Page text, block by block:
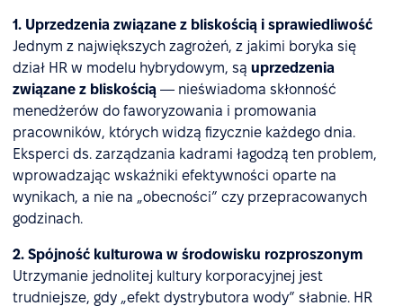
1. Uprzedzenia związane z bliskością i sprawiedliwość
Jednym z największych zagrożeń, z jakimi boryka się
dział HR w modelu hybrydowym, są uprzedzenia
związane z bliskością — nieświadoma skłonność
menedżerów do faworyzowania i promowania
pracowników, których widzą fizycznie każdego dnia.
Eksperci ds. zarządzania kadrami łagodzą ten problem,
wprowadzając wskaźniki efektywności oparte na
wynikach, a nie na „obecności” czy przepracowanych
godzinach.
2. Spójność kulturowa w środowisku rozproszonym
Utrzymanie jednolitej kultury korporacyjnej jest
trudniejsze, gdy „efekt dystrybutora wody” słabnie. HR